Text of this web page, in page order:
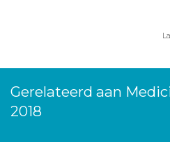
Gerelateerd aan
2018